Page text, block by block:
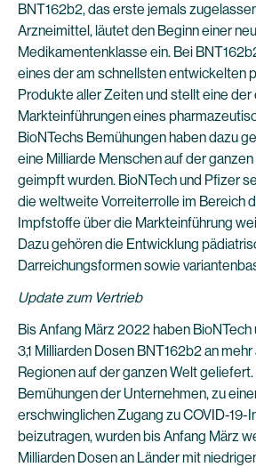
BNT162b2, das erste jemals
Arzneimittel, läutet den Beginn einer
Medikamentenklasse ein. Bei
eines der am schnellsten entwickelten
Produkte aller Zeiten und stellt eine
Markteinführungen eines
BioNTechs Bemühungen haben dazu
eine Milliarde Menschen auf der
geimpft wurden. BioNTech und Pfizer
die weltweite Vorreiterrolle im Bereich
Impfstoffe über die Markteinführung
Dazu gehören die Entwicklung
Darreichungsformen sowie
Update zum Vertrieb
Bis Anfang März 2022 haben
3,1 Milliarden Dosen BNT162b2 an
Regionen auf der ganzen Welt
Bemühungen der Unternehmen, zu
erschwinglichen Zugang zu COVID-19-
beizutragen, wurden bis Anfang März
Milliarden Dosen an Länder mit